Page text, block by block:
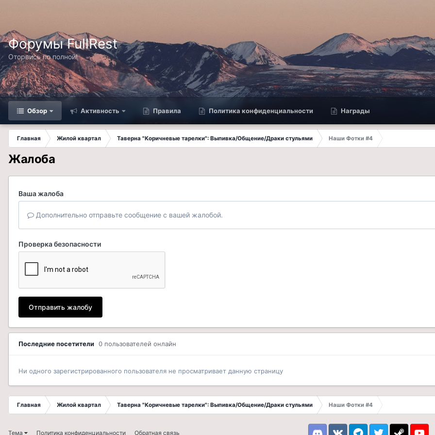
Форумы FullRest
Оторвись по полной!
Обзор Активность Правила Политика конфиденциальности Награды
Главная Жилой квартал Таверна "Коричневые тарелки": Выпивка/Общение/Драки стульями
Наши Фотки #4
Жалоба
Ваша жалоба
Дополнительно отправьте сообщение с вашей жалобой.
Проверка безопасности
Отправить жалобу
Последние посетители 0 пользователей онлайн
Ни одного зарегистрированного пользователя не просматривает данную страницу
Главная Жилой квартал Таверна "Коричневые тарелки": Выпивка/Общение/Драки стульями Наши Фотки #4
Тема Политика конфиденциальности Обратная связь